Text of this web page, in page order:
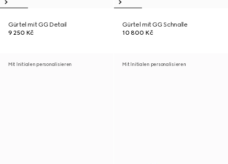
Gürtel mit GG Detail
9 250 Kč
Gürtel mit GG Schnalle
10 800 Kč
Mit Initialen personalisieren Mit Initialen personalisieren